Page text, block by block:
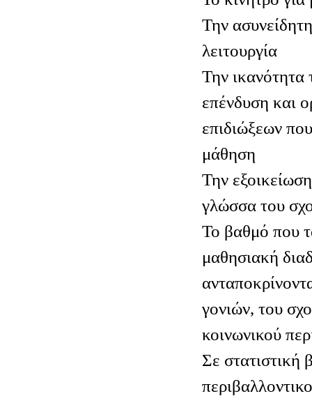
Την
λειτουργία
Την ικανότητα
επένδυση και
επιδιώξεων
μάθηση
Την
γλώσσα του
Το βαθμό που
μαθησιακή
γονιών, του
κοινωνικού
Σε στατιστική